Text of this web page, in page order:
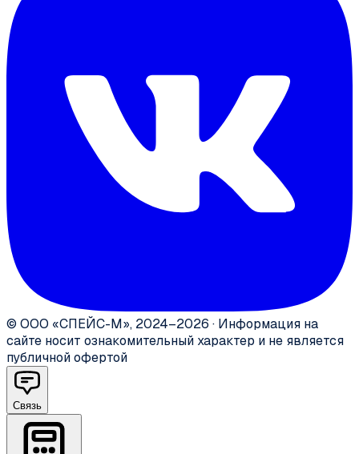
© ООО «СПЕЙС-М», 2024–2026 · Информация на
сайте носит ознакомительный характер и не является
публичной офертой
Связь